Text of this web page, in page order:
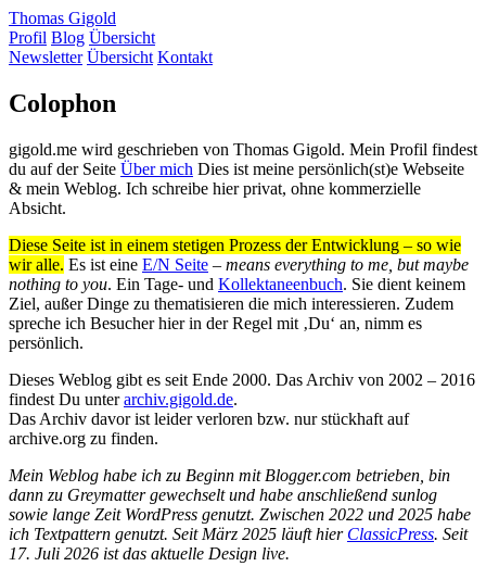
Thomas Gigold
Profil Blog Übersicht
Newsletter Übersicht Kontakt
Colophon
gigold.me wird geschrieben von Thomas Gigold. Mein Profil findest
du auf der Seite Über mich Dies ist meine persönlich(st)e Webseite
& mein Weblog. Ich schreibe hier privat, ohne kommerzielle
Absicht.
Diese Seite ist in einem stetigen Prozess der Entwicklung – so wie
wir alle. Es ist eine E/N Seite – means everything to me, but maybe
nothing to you. Ein Tage- und Kollektaneenbuch. Sie dient keinem
Ziel, außer Dinge zu thematisieren die mich interessieren. Zudem
spreche ich Besucher hier in der Regel mit ‚Du‘ an, nimm es
persönlich.
Dieses Weblog gibt es seit Ende 2000. Das Archiv von 2002 – 2016
findest Du unterarchiv.gigold.de.
Das Archiv davor ist leider verloren bzw. nur stückhaft auf
archive.org zu finden.
Mein Weblog habe ich zu Beginn mit Blogger.com betrieben, bin
dann zu Greymatter gewechselt und habe anschließend sunlog
sowie lange Zeit WordPress genutzt. Zwischen 2022 und 2025 habe
ich Textpattern genutzt. Seit März 2025 läuft hier ClassicPress. Seit
17. Juli 2026 ist das aktuelle Design live.